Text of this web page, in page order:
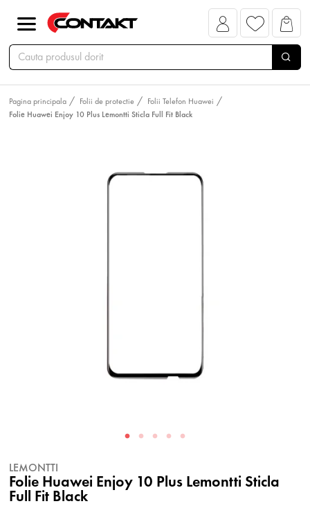
Pagina principala Folii de protectie
Folii Telefon Huawei
Folie Huawei Enjoy 10 Plus Lemontti Sticla Full Fit Black
LEMONTTI
Folie Huawei Enjoy 10 Plus Lemontti Sticla
Full Fit Black